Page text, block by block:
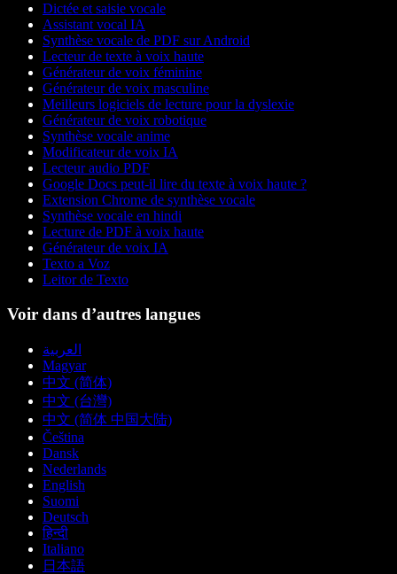
Dictée et saisie vocale
Assistant vocal IA
Synthèse vocale de PDF sur Android
Lecteur de texte à voix haute
Générateur de voix féminine
Générateur de voix masculine
Meilleurs logiciels de lecture pour la dyslexie
Générateur de voix robotique
Synthèse vocale anime
Modificateur de voix IA
Lecteur audio PDF
Google Docs peut-il lire du texte à voix haute ?
Extension Chrome de synthèse vocale
Synthèse vocale en hindi
Lecture de PDF à voix haute
Générateur de voix IA
Texto a Voz
Leitor de Texto
Voir dans d’autres langues
العربية
Magyar
中文 (简体)
中文 (台灣)
中文 (简体 中国大陆)
Čeština
Dansk
Nederlands
English
Suomi
Deutsch
हिन्दी
Italiano
日本語